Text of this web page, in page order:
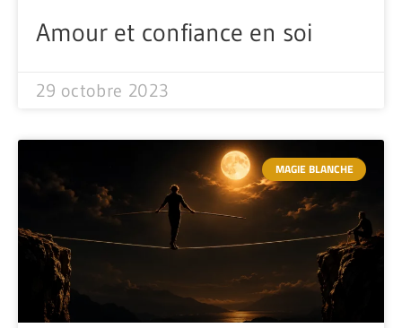
Amour et confiance en soi
29 octobre 2023
MAGIE BLANCHE